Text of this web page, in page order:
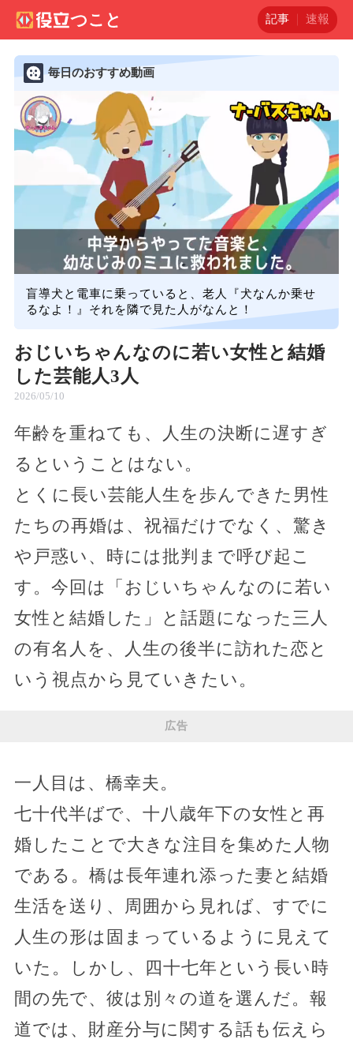
記事 速報
毎日のおすすめ動画
盲導犬と電車に乗っていると、老人『犬なんか乗せ
るなよ！』それを隣で見た人がなんと！
おじいちゃんなのに若い女性と結婚
した芸能人3人
2026/05/10
年齢を重ねても、人生の決断に遅すぎ
るということはない。
とくに長い芸能人生を歩んできた男性
たちの再婚は、祝福だけでなく、驚き
や戸惑い、時には批判まで呼び起こ
す。今回は「おじいちゃんなのに若い
女性と結婚した」と話題になった三人
の有名人を、人生の後半に訪れた恋と
いう視点から見ていきたい。
広告
一人目は、橋幸夫。
七十代半ばで、十八歳年下の女性と再
婚したことで大きな注目を集めた人物
である。橋は長年連れ添った妻と結婚
生活を送り、周囲から見れば、すでに
人生の形は固まっているように見えて
いた。しかし、四十七年という長い時
間の先で、彼は別々の道を選んだ。報
道では、財産分与に関する話も伝えら